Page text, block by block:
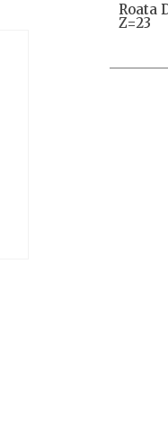
Roata
Z=23